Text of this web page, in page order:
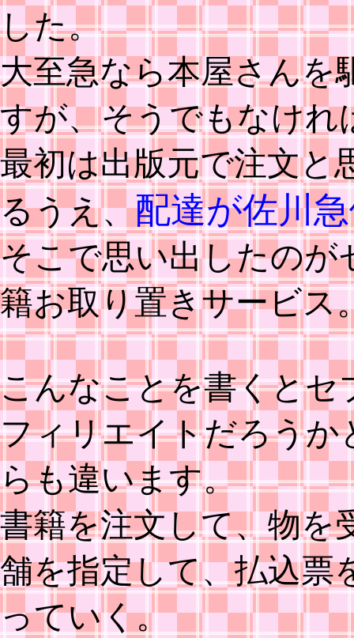
した。
大至急なら本屋さんを
すが、そうでもなけれ
最初は出版元で注文と
るうえ、配達が佐川
そこで思い出したのが
籍お取り置きサービス
こんなことを書くとセ
フィリエイトだろう
らも違います。
書籍を注文して、物を
舗を指定して、払込票
っていく。